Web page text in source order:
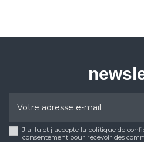
J'ai lu et j'accepte la politique de
consentement pour recevoir des